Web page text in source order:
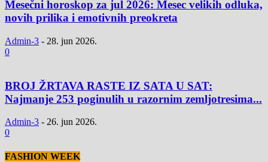
Mesečni horoskop za jul 2026: Mesec velikih odluka,
novih prilika i emotivnih preokreta
Admin-3 - 28. jun 2026.
0
BROJ ŽRTAVA RASTE IZ SATA U SAT:
Najmanje 253 poginulih u razornim zemljotresima...
Admin-3 - 26. jun 2026.
0
FASHION WEEK